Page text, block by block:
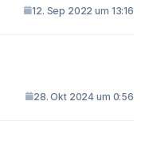
12. Sep 2022 um 13:16
28. Okt 2024 um 0:56